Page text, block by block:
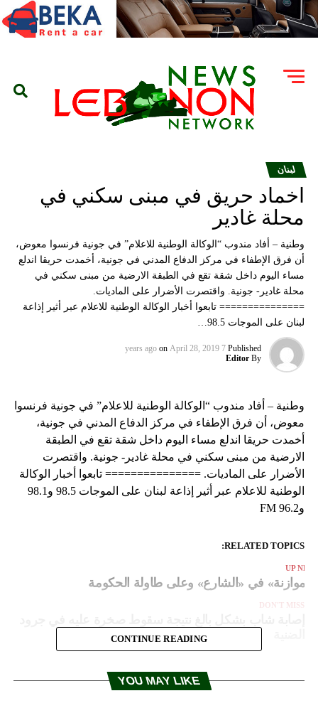
لبنان
اخماد حريق في مبنى سكني في
محلة غادير
وطنية – أفاد مندوب “الوكالة الوطنية للاعلام” في جونية فرنسوا معوض،
أن فرق الإطفاء في مركز الدفاع المدني في جونية، أخمدت حريقا اندلع
مساء اليوم داخل شقة تقع في الطبقة الارضية من مبنى سكني في
محلة غادير- جونية. واقتصرت الأضرار على الماديات.
=============== تابعوا أخبار الوكالة الوطنية للاعلام عبر أثير إذاعة
لبنان على الموجات 98.5…
Published
7 years ago
on April 28, 2019
By
Editor
وطنية – أفاد مندوب “الوكالة الوطنية للاعلام” في جونية فرنسوا
معوض، أن فرق الإطفاء في مركز الدفاع المدني في جونية،
أخمدت حريقا اندلع مساء اليوم داخل شقة تقع في الطبقة
الارضية من مبنى سكني في محلة غادير- جونية. واقتصرت
الأضرار على الماديات. =============== تابعوا أخبار الوكالة
الوطنية للاعلام عبر أثير إذاعة لبنان على الموجات 98.5 و98.1
و96.2 FM
RELATED TOPICS:
UP
في «الشارع» وعلى طاولة الحكومة
DON'T MISS
CONTINUE READING
YOU MAY LIKE